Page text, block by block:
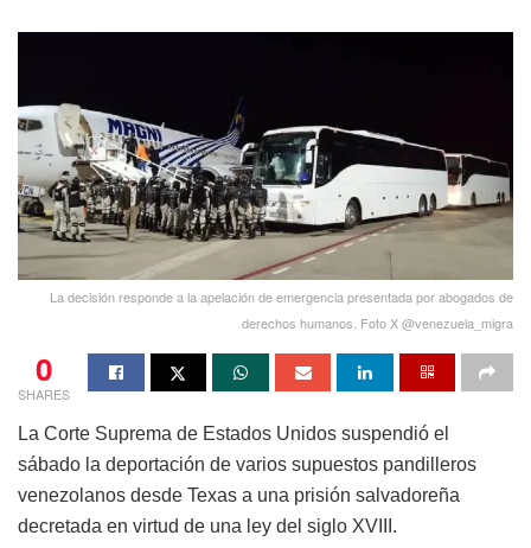
La decisión responde a la apelación de emergencia presentada por abogados de
derechos humanos. Foto X @venezuela_migra
0
SHARES
La Corte Suprema de Estados Unidos suspendió el
sábado la deportación de varios supuestos pandilleros
venezolanos desde Texas a una prisión salvadoreña
decretada en virtud de una ley del siglo XVIII.